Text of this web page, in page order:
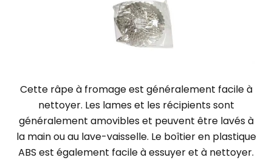
Cette râpe à fromage est généralement facile à
nettoyer. Les lames et les récipients sont
généralement amovibles et peuvent être lavés à
la main ou au lave-vaisselle. Le boîtier en plastique
ABS est également facile à essuyer et à nettoyer.